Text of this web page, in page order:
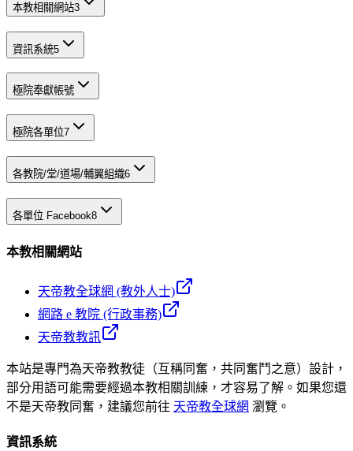
本教相關網站3
資訊系統5
極院奉獻帳號
極院各單位7
各教院/堂/道場/輔翼組織6
各單位 Facebook8
本教相關網站
天帝教全球網 (教外人士)
網路 e 教院 (行政事務)
天帝教教訊
本站是專門為天帝教教徒（互稱同奮，共同奮鬥之意）設計，
部分用語可能需要經過本教相關訓練，才容易了解。如果您還
不是天帝教同奮，建議您前往 天帝教全球網 瀏覽。
資訊系統